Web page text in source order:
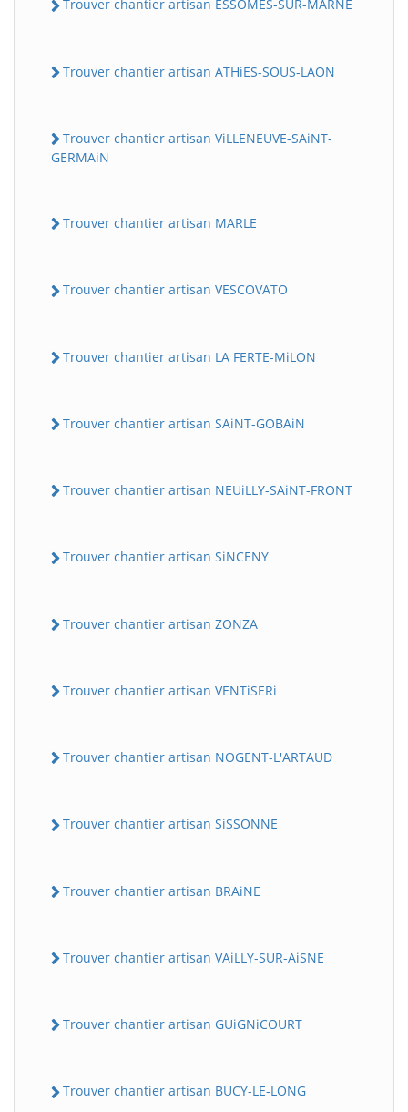
Trouver chantier artisan ESSOMES-SUR-MARNE
Trouver chantier artisan ATHiES-SOUS-LAON
Trouver chantier artisan ViLLENEUVE-SAiNT-
GERMAiN
Trouver chantier artisan MARLE
Trouver chantier artisan VESCOVATO
Trouver chantier artisan LA FERTE-MiLON
Trouver chantier artisan SAiNT-GOBAiN
Trouver chantier artisan NEUiLLY-SAiNT-FRONT
Trouver chantier artisan SiNCENY
Trouver chantier artisan ZONZA
Trouver chantier artisan VENTiSERi
Trouver chantier artisan NOGENT-L'ARTAUD
Trouver chantier artisan SiSSONNE
Trouver chantier artisan BRAiNE
Trouver chantier artisan VAiLLY-SUR-AiSNE
Trouver chantier artisan GUiGNiCOURT
Trouver chantier artisan BUCY-LE-LONG